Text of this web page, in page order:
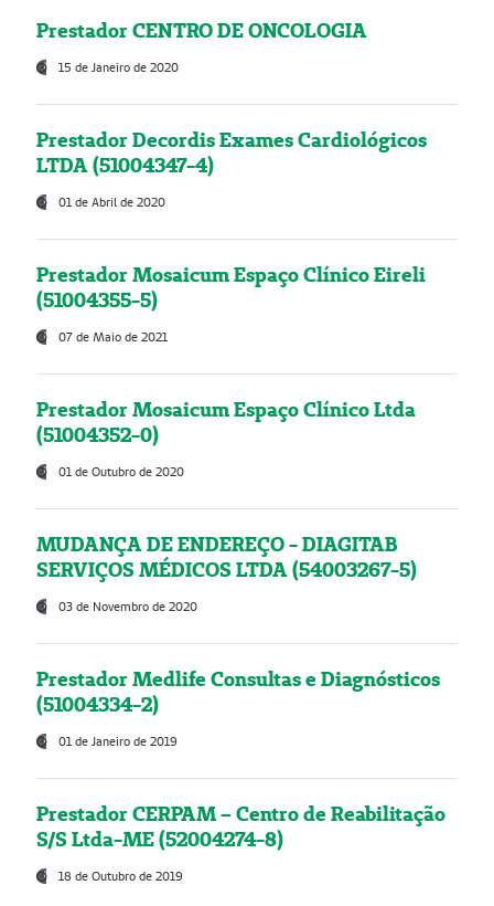
Prestador CENTRO DE ONCOLOGIA
15 de Janeiro de 2020
Prestador Decordis Exames Cardiológicos
LTDA (51004347-4)
01 de Abril de 2020
Prestador Mosaicum Espaço Clínico Eireli
(51004355-5)
07 de Maio de 2021
Prestador Mosaicum Espaço Clínico Ltda
(51004352-0)
01 de Outubro de 2020
MUDANÇA DE ENDEREÇO - DIAGITAB
SERVIÇOS MÉDICOS LTDA (54003267-5)
03 de Novembro de 2020
Prestador Medlife Consultas e Diagnósticos
(51004334-2)
01 de Janeiro de 2019
Prestador CERPAM – Centro de Reabilitação
S/S Ltda-ME (52004274-8)
18 de Outubro de 2019